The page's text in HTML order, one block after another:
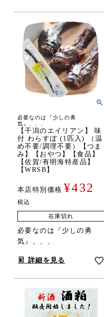
必要なのは『少しの勇
気』、、、
【干潟のエイリアン】 味
付 わらすぼ (1匹入) （温
め不要/調理不要）【つま
み】【おやつ】【食品】
【佐賀/有明海特産品】
【WRSB】
本店特別価格 ¥432
税込
在庫切れ
必要なのは『少しの勇
気』、、、
詳細を見る